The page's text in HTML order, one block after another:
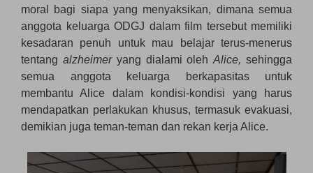
moral bagi siapa yang menyaksikan, dimana semua
anggota keluarga ODGJ dalam film tersebut memiliki
kesadaran penuh untuk mau belajar terus-menerus
tentang alzheimeryang dialami olehAlice,sehingga
semua anggota keluarga berkapasitas untuk
membantu Alice dalam kondisi-kondisi yang harus
mendapatkan perlakukan khusus, termasuk evakuasi,
demikian juga teman-teman dan rekan kerja Alice.